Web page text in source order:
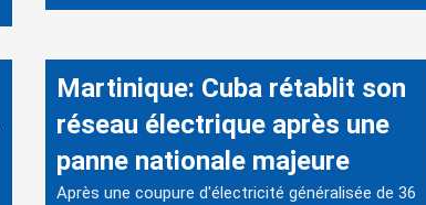
Martinique: Cuba rétablit son
réseau électrique après une
panne nationale majeure
Après une coupure d'électricité généralisée de 36